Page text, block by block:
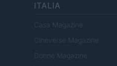
ITALIA
Casa Magazine
Cineverse Magazine
Donne Magazine